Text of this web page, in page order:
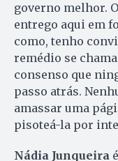
governo melhor.
entrego aqui em
como, tenho
remédio se
consenso que
passo atrás.
amassar uma
pisoteá-la por
Nádia Junqueira